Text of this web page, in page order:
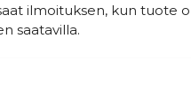
ilmoituksen, kun tuote
saatavilla.